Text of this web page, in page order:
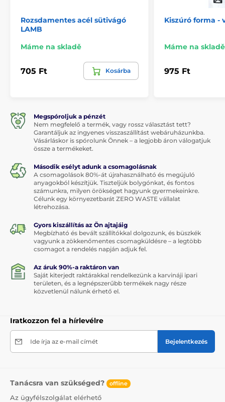
Rozsdamentes acél sütivágó
LAMB
Máme na skladě
705 Ft Kosárba
Kiszúró forma -
Máme na skladě
975 Ft
Megspóroljuk a pénzét
Nem megfelelő a termék, vagy rossz választást tett?
Garantáljuk az ingyenes visszaszállítást webáruházunkba.
Vásárláskor is spórolunk Önnek – a legjobb áron válogatjuk
össze a termékeket.
Második esélyt adunk a csomagolásnak
A csomagolások 80%-át újrahasználható és megújuló
anyagokból készítjük. Tiszteljük bolygónkat, és fontos
számunkra, milyen örökséget hagyunk gyermekeinkre.
Célunk egy környezetbarát ZERO WASTE vállalat
létrehozása.
Gyors kiszállítás az Ön ajtajáig
Megbízható és bevált szállítókkal dolgozunk, és büszkék
vagyunk a zökkenőmentes csomagküldésre – a legtöbb
csomagot a rendelés napján adjuk fel.
Az áruk 90%-a raktáron van
Saját kiterjedt raktárakkal rendelkezünk a karvináji ipari
területen, és a legnépszerűbb termékek nagy része
közvetlenül nálunk érhető el.
Iratkozzon fel a hírlevélre
Ide írja az e-mail címét Bejelentkezés
Tanácsra van szükséged? offline
Az ügyfélszolgálat elérhető